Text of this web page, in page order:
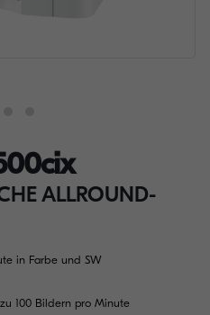
ALLROUND-
in Farbe und SW
100 Bildern pro Minute